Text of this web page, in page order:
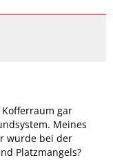
gar
Meines
wurde bei der
Platzmangels?